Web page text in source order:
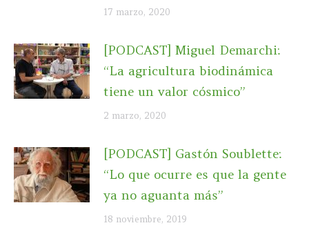
17 marzo, 2020
[PODCAST] Miguel Demarchi:
“La agricultura biodinámica
tiene un valor cósmico”
2 marzo, 2020
[PODCAST] Gastón Soublette:
“Lo que ocurre es que la gente
ya no aguanta más”
18 noviembre, 2019